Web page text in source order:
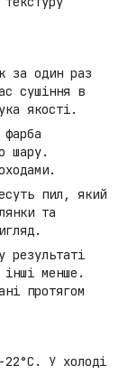
за один раз
сушіння в
якості.
шару.
пил, який
та
результаті
менше.
протягом
22°C. У холоді